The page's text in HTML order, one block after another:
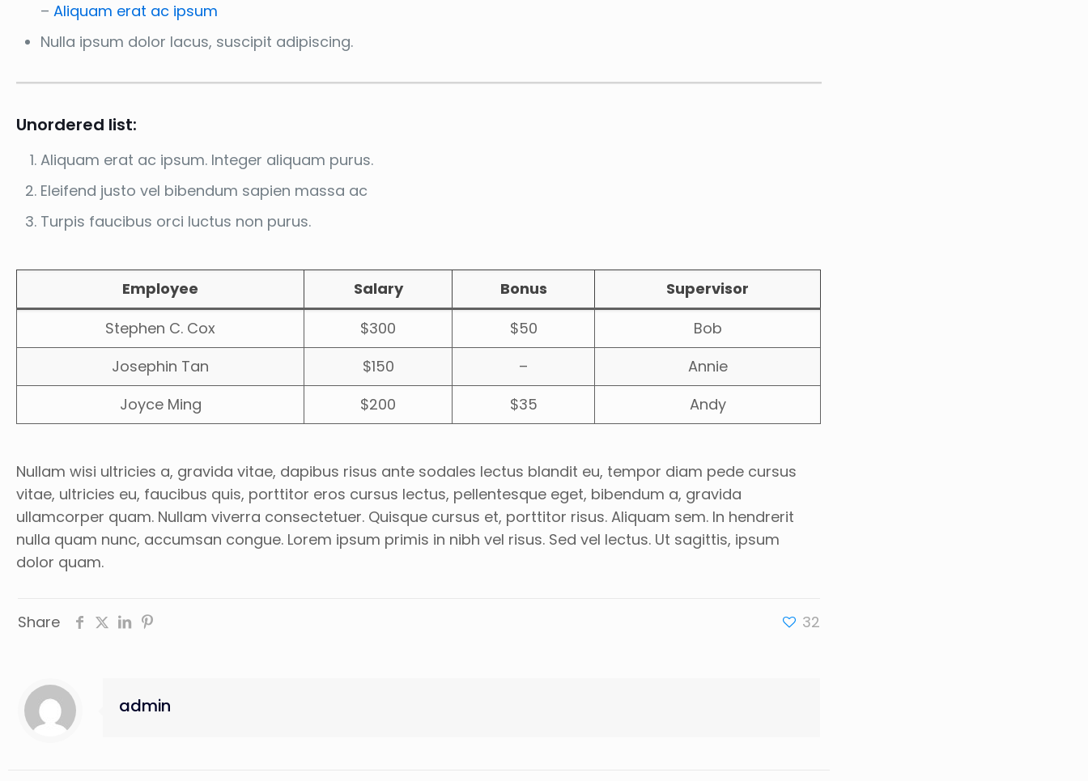
–Aliquam erat ac ipsum
Nulla ipsum dolor lacus, suscipit adipiscing.
Unordered list:
Aliquam erat ac ipsum. Integer aliquam purus.
Eleifend justo vel bibendum sapien massa ac
Turpis faucibus orci luctus non purus.
Employee Salary Bonus
Supervisor
Stephen C. Cox
$300 $50
Bob
Josephin Tan
$150 –
Annie
Joyce Ming
$200 $35 Andy
Nullam wisi ultricies a, gravida vitae, dapibus risus ante sodales lectus blandit eu, tempor diam pede cursus
vitae, ultricies eu, faucibus quis, porttitor eros cursus lectus, pellentesque eget, bibendum a, gravida
ullamcorper quam. Nullam viverra consectetuer. Quisque cursus et, porttitor risus. Aliquam sem. In hendrerit
nulla quam nunc, accumsan congue. Lorem ipsum primis in nibh vel risus. Sed vel lectus. Ut sagittis, ipsum
dolor quam.
Share 32
admin